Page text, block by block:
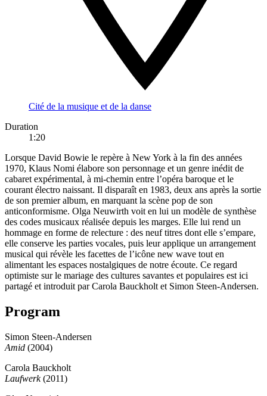
Cité de la musique et de la danse
Duration
1:20
Lorsque David Bowie le repère à New York à la fin des années
1970, Klaus Nomi élabore son personnage et un genre inédit de
cabaret expérimental, à mi-chemin entre l’opéra baroque et le
courant électro naissant. Il disparaît en 1983, deux ans après la sortie
de son premier album, en marquant la scène pop de son
anticonformisme. Olga Neuwirth voit en lui un modèle de synthèse
des codes musicaux réalisée depuis les marges. Elle lui rend un
hommage en forme de relecture : des neuf titres dont elle s’empare,
elle conserve les parties vocales, puis leur applique un arrangement
musical qui révèle les facettes de l’icône new wave tout en
alimentant les espaces nostalgiques de notre écoute. Ce regard
optimiste sur le mariage des cultures savantes et populaires est ici
partagé et introduit par Carola Bauckholt et Simon Steen-Andersen.
Program
Simon Steen-Andersen
Amid (2004)
Carola Bauckholt
Laufwerk(2011)